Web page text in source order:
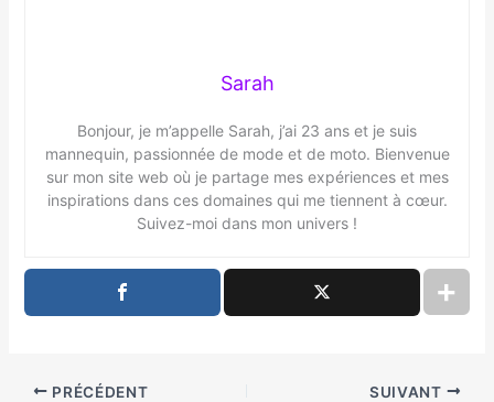
Sarah
Bonjour, je m’appelle Sarah, j’ai 23 ans et je suis
mannequin, passionnée de mode et de moto. Bienvenue
sur mon site web où je partage mes expériences et mes
inspirations dans ces domaines qui me tiennent à cœur.
Suivez-moi dans mon univers !
PRÉCÉDENT SUIVANT